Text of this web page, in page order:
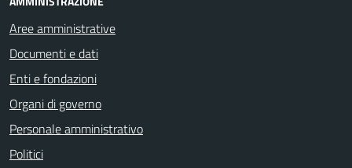
Aree amministrative
Documenti e dati
Enti e fondazioni
Organi di governo
Personale amministrativo
Politici